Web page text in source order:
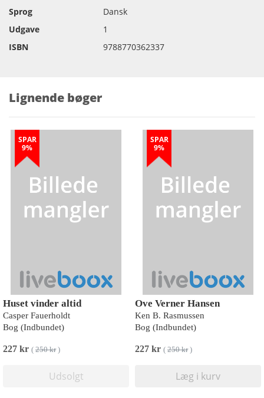
Sprog
Dansk
Udgave
1
ISBN
9788770362337
Lignende bøger
SPAR
9%
Huset vinder altid
Casper Fauerholdt
Bog (Indbundet)
227 kr ( 250 kr)
Udsolgt
SPAR
9%
Ove Verner Hansen
Ken B. Rasmussen
Bog (Indbundet)
227 kr ( 250 kr)
Læg i kurv